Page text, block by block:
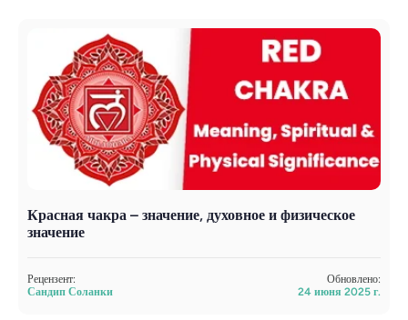
Красная чакра – значение, духовное и физическое
значение
Рецензент:
Сандип Соланки
Обновлено:
24 июня 2025 г.